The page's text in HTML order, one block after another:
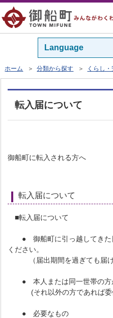
Language
ホーム ＞分類から探す ＞ くらし
転入届について
御船町に転入される方へ
転入届について
■転入届について
● 御船町に引っ越してきた
ください。
（届出期間を過ぎても届け
● 本人または同一世帯の方が
(それ以外の方であれば委任
● 必要なもの